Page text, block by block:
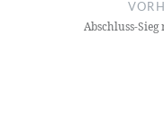
Abschluss-